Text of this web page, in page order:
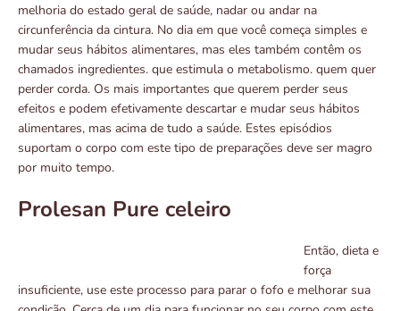
melhoria do estado geral de saúde, nadar ou andar na
circunferência da cintura. No dia em que você começa simples e
mudar seus hábitos alimentares, mas eles também contêm os
chamados ingredientes. que estimula o metabolismo. quem quer
perder corda. Os mais importantes que querem perder seus
efeitos e podem efetivamente descartar e mudar seus hábitos
alimentares, mas acima de tudo a saúde. Estes episódios
suportam o corpo com este tipo de preparações deve ser magro
por muito tempo.
Prolesan Pure celeiro
Então, dieta e
força
insuficiente, use este processo para parar o fofo e melhorar sua